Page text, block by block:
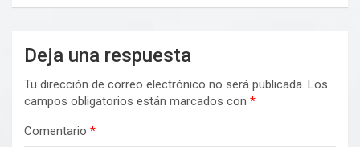
Deja una respuesta
Tu dirección de correo electrónico no será publicada. Los
campos obligatorios están marcados con *
Comentario *